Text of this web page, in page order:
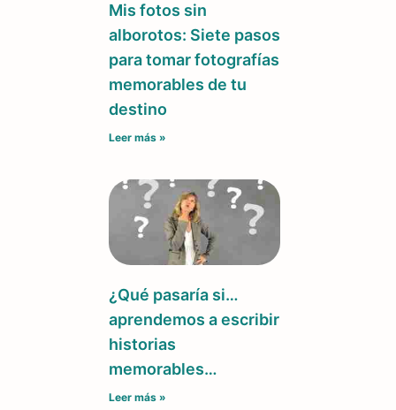
Mis fotos sin
alborotos: Siete pasos
para tomar fotografías
memorables de tu
destino
Leer más »
¿Qué pasaría si…
aprendemos a escribir
historias
memorables…
Leer más »